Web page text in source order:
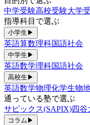
中学受験高校受験大学
指導科目で選ぶ
小学生 ▶
英語算数理科国語社会
中学生 ▶
英語数学理科国語社会
高校生 ▶
英語数学物理化学生物
通っている塾で選ぶ
サピックス(SAPIX)四谷
コラム ▶